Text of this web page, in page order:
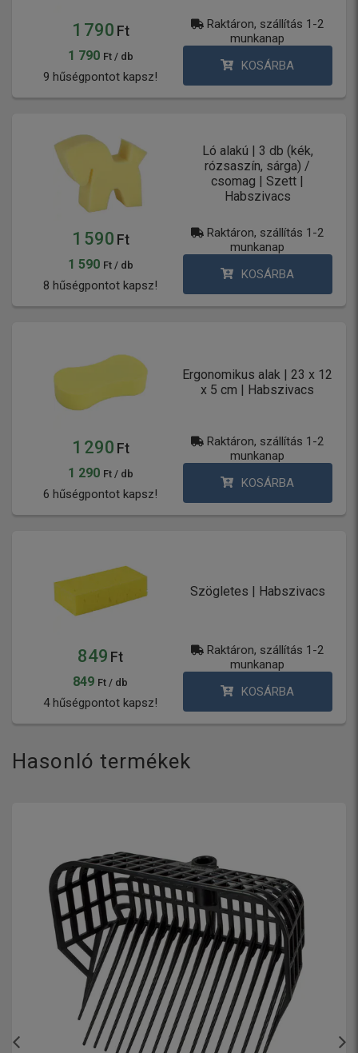
1 790 Ft
1 790 Ft / db
9 hűségpontot kapsz!
Raktáron, szállítás 1-2
munkanap
KOSÁRBA
Ló alakú | 3 db (kék,
rózsaszín, sárga) /
csomag | Szett |
Habszivacs
1 590 Ft
1 590 Ft / db
8 hűségpontot kapsz!
Raktáron, szállítás 1-2
munkanap
KOSÁRBA
Ergonomikus alak | 23 x 12
x 5 cm | Habszivacs
1 290 Ft
1 290 Ft / db
6 hűségpontot kapsz!
Raktáron, szállítás 1-2
munkanap
KOSÁRBA
Szögletes | Habszivacs
849 Ft
849 Ft / db
4 hűségpontot kapsz!
Raktáron, szállítás 1-2
munkanap
KOSÁRBA
Hasonló termékek